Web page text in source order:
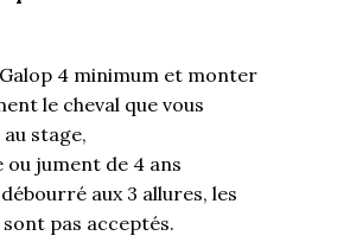
4 minimum et monter
le cheval que vous
stage,
ou jument de 4 ans
aux 3 allures, les
pas acceptés.